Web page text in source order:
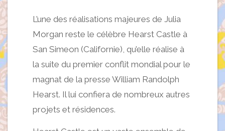
L’une des réalisations majeures de Julia
Morgan reste le célèbre Hearst Castle à
San Simeon (Californie), qu’elle réalise à
la suite du premier conflit mondial pour le
magnat de la presse William Randolph
Hearst. Il lui confiera de nombreux autres
projets et résidences.